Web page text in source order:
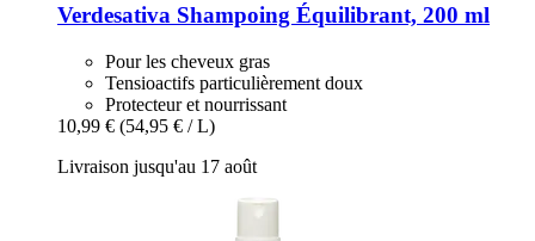
Verdesativa Shampoing Équilibrant, 200 ml
Pour les cheveux gras
Tensioactifs particulièrement doux
Protecteur et nourrissant
10,99 € (54,95 € / L)
Livraison jusqu'au 17 août